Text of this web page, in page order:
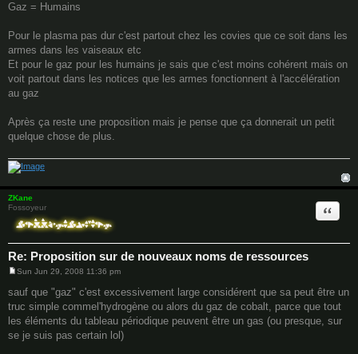
Gaz = Humains
Pour le plasma pas dur c'est partout chez les covies que ce soit dans les
armes dans les vaiseaux etc
Et pour le gaz pour les humains je sais que c'est moins cohérent mais on
voit partout dans les notices que les armes fonctionnent à l'accélération
au gaz
Après ça reste une proposition mais je pense que ça donnerait un petit
quelque chose de plus.
ZKane
Fossoyeur
Re: Proposition sur de nouveaux noms de ressources
Quote
o
s
t
Sun Jun 29, 2008 11:36 pm
sauf que "gaz" c'est excessivement large considérent que sa peut être un
truc simple commel'hydrogène ou alors du gaz de cobalt, parce que tout
les éléments du tableau périodique peuvent être un gas (ou presque, sur
se je suis pas certain lol)